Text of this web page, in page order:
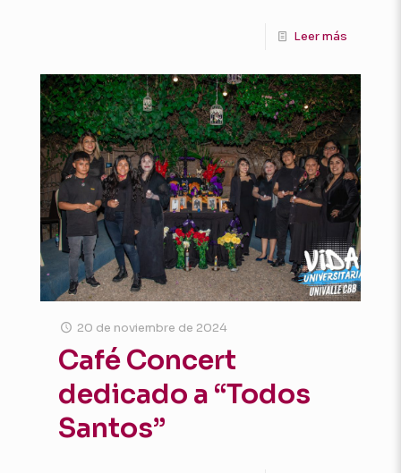
Leer más
20 de noviembre de 2024
Café Concert
dedicado a “Todos
Santos”